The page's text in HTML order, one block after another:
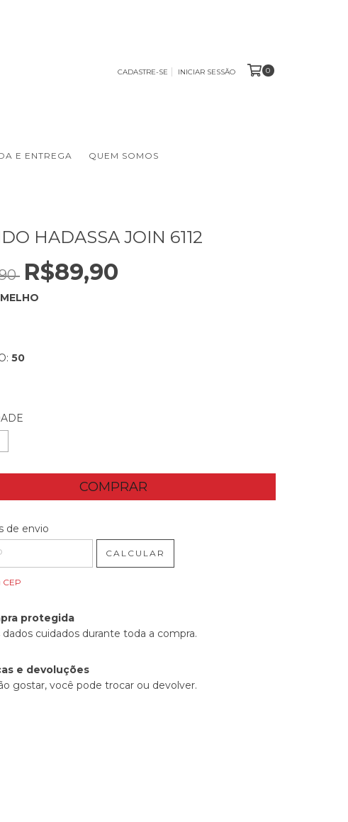
CADASTRE-SE INICIAR SESSÃO 0
E ENTREGA QUEM SOMOS
HADASSA JOIN 6112
R$89,90
50
o CEP:
de envio
CALCULAR
CEP
protegida
dados cuidados durante toda a compra.
e devoluções
gostar, você pode trocar ou devolver.